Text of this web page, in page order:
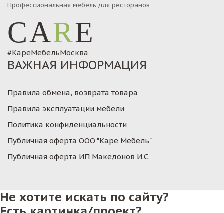
Профессиональная мебель для ресторанов
CARE
#КареМебельМосква
ВАЖНАЯ ИНФОРМАЦИЯ
Правила обмена, возврата товара
Правила эксплуатации мебели
Политика конфиденциальности
Публичная оферта ООО "Каре Мебель"
Публичная оферта ИП Македонов И.С.
Не хотите искать по сайту?